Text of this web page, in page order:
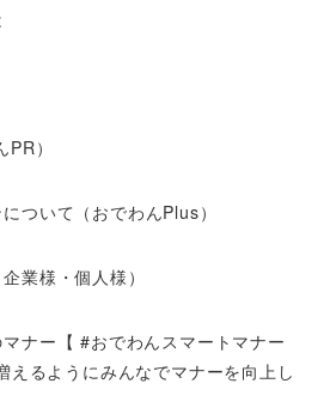
）
ついて（おでわんPlus）
業様・個人様）
ナー【 #おでわんスマートマナー
えるようにみんなでマナーを向上し